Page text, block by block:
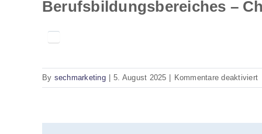
Berufsbildungsbereiches –
By sechmarketing 5. August 2025 Kommentare deaktiviertfür